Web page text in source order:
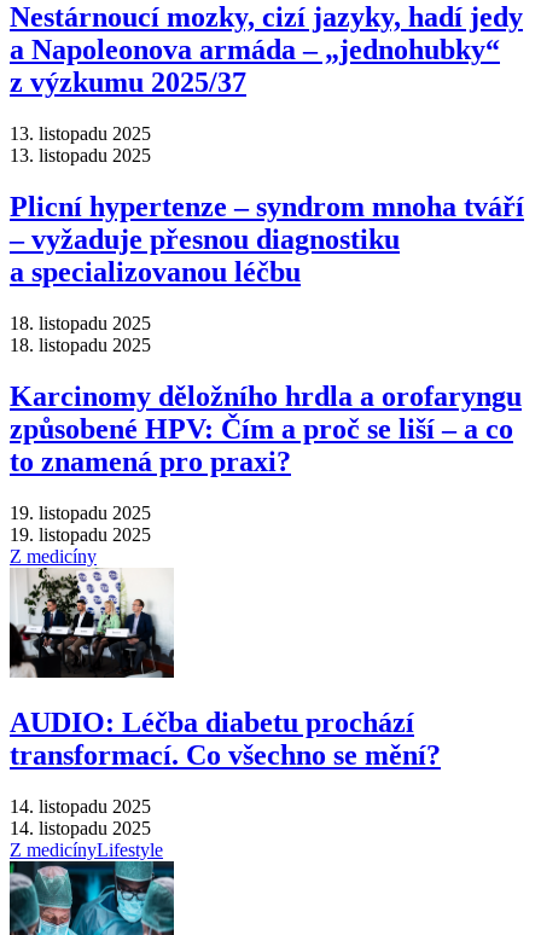
Nestárnoucí mozky, cizí jazyky, hadí jedy
a Napoleonova armáda –⁠ „jednohubky“
z výzkumu 2025/37
13. listopadu 2025
13. listopadu 2025
Plicní hypertenze –⁠ syndrom mnoha tváří
–⁠ vyžaduje přesnou diagnostiku
a specializovanou léčbu
18. listopadu 2025
18. listopadu 2025
Karcinomy děložního hrdla a orofaryngu
způsobené HPV: Čím a proč se liší –⁠ a co
to znamená pro praxi?
19. listopadu 2025
19. listopadu 2025
Z medicíny
AUDIO: Léčba diabetu prochází
transformací. Co všechno se mění?
14. listopadu 2025
14. listopadu 2025
Z medicínyLifestyle